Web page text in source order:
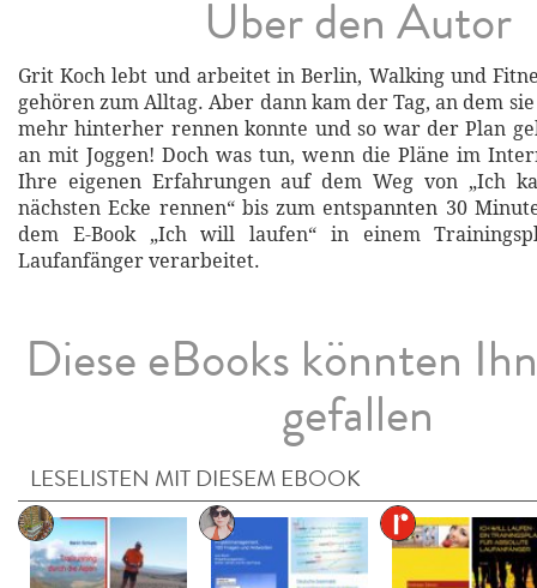
Über den Autor
Grit Koch lebt und arbeitet in Berlin, Walking und
gehören zum Alltag. Aber dann kam der Tag, an dem
mehr hinterher rennen konnte und so war der Plan
an mit Joggen! Doch was tun, wenn die Pläne im
Ihre eigenen Erfahrungen auf dem Weg von „Ich
nächsten Ecke rennen“ bis zum entspannten 30
dem E-Book „Ich will laufen“ in einem
Laufanfänger verarbeitet.
Diese eBooks könnten
gefallen
LESELISTEN MIT DIESEM EBOOK